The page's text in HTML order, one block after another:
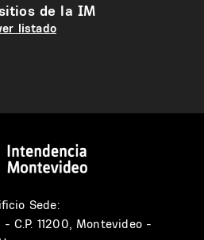
de la IM
listado
Sede:
- C.P. 11200, Montevideo -